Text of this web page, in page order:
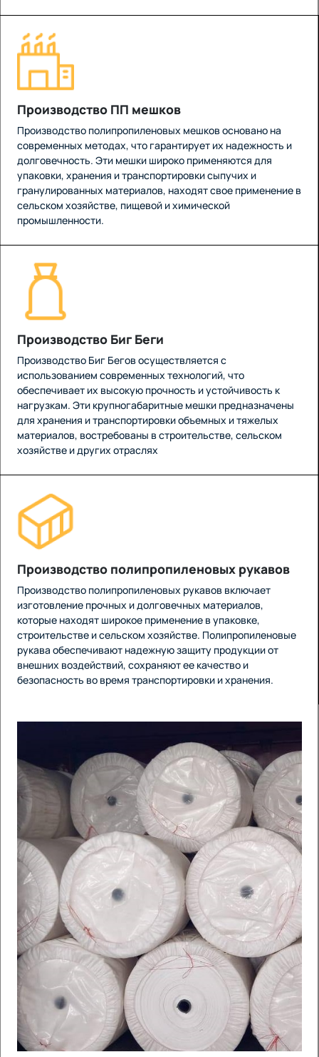
Производство ПП мешков
Производство полипропиленовых мешков основано на
современных методах, что гарантирует их надежность и
долговечность. Эти мешки широко применяются для
упаковки, хранения и транспортировки сыпучих и
гранулированных материалов, находят свое применение в
сельском хозяйстве, пищевой и химической
промышленности.
Производство Биг Беги
Производство Биг Бегов осуществляется с
использованием современных технологий, что
обеспечивает их высокую прочность и устойчивость к
нагрузкам. Эти крупногабаритные мешки предназначены
для хранения и транспортировки объемных и тяжелых
материалов, востребованы в строительстве, сельском
хозяйстве и других отраслях
Производство полипропиленовых рукавов
Производство полипропиленовых рукавов включает
изготовление прочных и долговечных материалов,
которые находят широкое применение в упаковке,
строительстве и сельском хозяйстве. Полипропиленовые
рукава обеспечивают надежную защиту продукции от
внешних воздействий, сохраняют ее качество и
безопасность во время транспортировки и хранения.